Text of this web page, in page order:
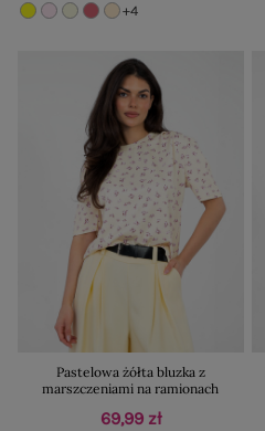
+4
Pastelowa żółta bluzka z
marszczeniami na ramionach
69,99 zł